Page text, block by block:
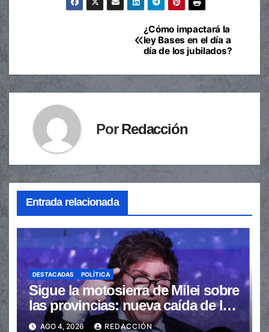
entradas
¿Cómo impactará la
ley Bases en el día a
día de los jubilados?
PorRedacción
Entrada relacionada
DESTACADAS POLÍTICA
Sigue la motosierra de Milei sobre
las provincias: nueva caída de las
transferencias no automáticas
AGO 4, 2026 REDACCIÓN